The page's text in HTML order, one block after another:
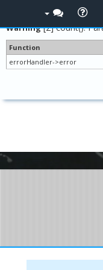
التنبيهات التالية ظهرت :
Warning[2] count():
Function
errorHandler->error